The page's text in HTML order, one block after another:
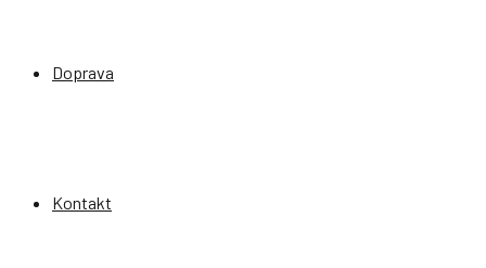
Doprava
Kontakt